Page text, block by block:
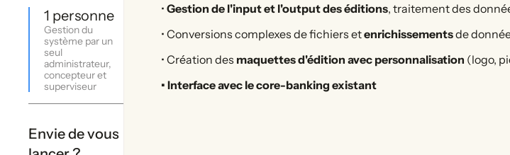
1 personne
Gestion du
système par un
seul
administrateur,
concepteur et
superviseur
Envie de vous
• Gestion de l'input et l'output des éditions, traitement des
• Conversions complexes de fichiers etenrichissementsde
• Création des maquettes d'édition avec personnalisation (logo,
• Interface avec le core-banking existant